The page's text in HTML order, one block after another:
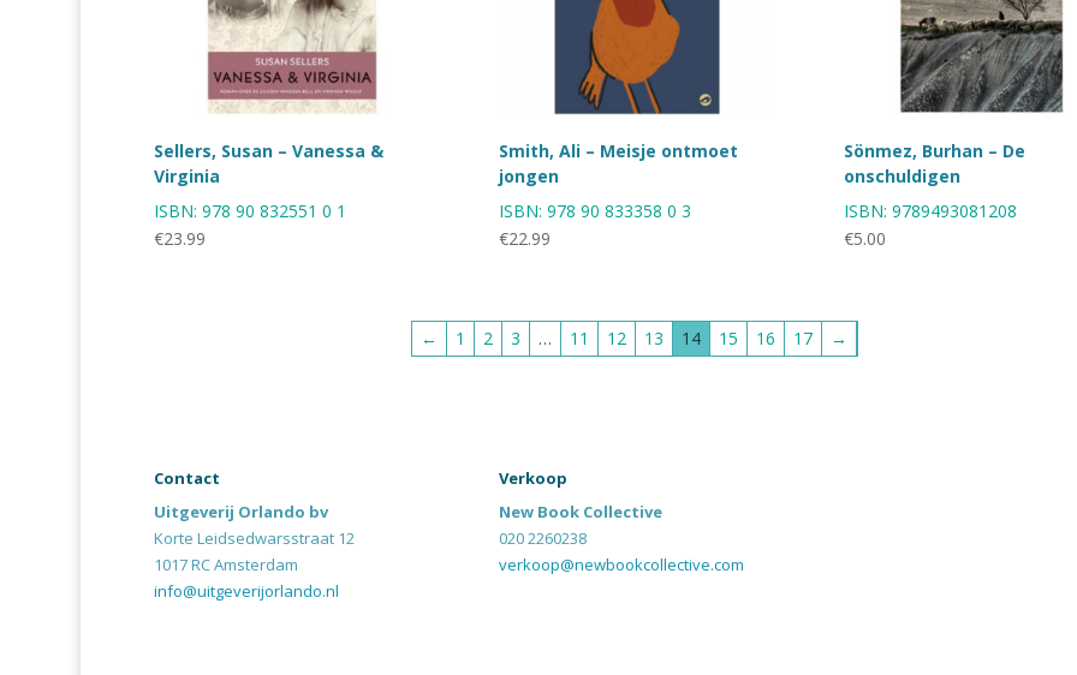
Sellers, Susan – Vanessa &
Virginia
ISBN: 978 90 832551 0 1
€23.99
Smith, Ali – Meisje ontmoet
jongen
ISBN: 978 90 833358 0 3
€22.99
Sönmez, Burhan – De
onschuldigen
ISBN: 9789493081208
€5.00
← 1 2 3 … 11 12 13 14 15 16 17 →
Contact
Uitgeverij Orlando bv
Korte Leidsedwarsstraat 12
1017 RC Amsterdam
info@uitgeverijorlando.nl
Verkoop
New Book Collective
020 2260238
verkoop@newbookcollective.com